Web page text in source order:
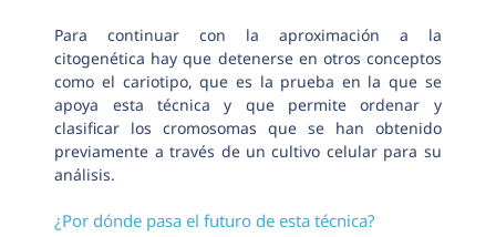
Para continuar con la aproximación a la
citogenética hay que detenerse en otros conceptos
como el cariotipo, que es la prueba en la que se
apoya esta técnica y que permite ordenar y
clasificar los cromosomas que se han obtenido
previamente a través de un cultivo celular para su
análisis.
¿Por dónde pasa el futuro de esta técnica?